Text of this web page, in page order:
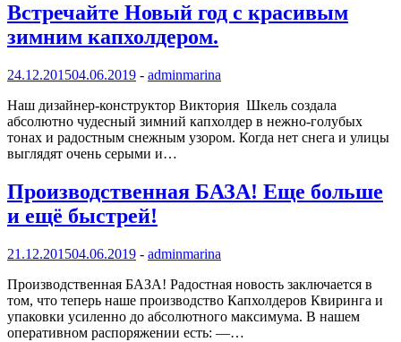
Встречайте Новый год с красивым
зимним капхолдером.
24.12.201504.06.2019 - adminmarina
Наш дизайнер-конструктор Виктория Шкель создала
абсолютно чудесный зимний капхолдер в нежно-голубых
тонах и радостным снежным узором. Когда нет снега и улицы
выглядят очень серыми и…
Производственная БАЗА! Еще больше
и ещё быстрей!
21.12.201504.06.2019 - adminmarina
Производственная БАЗА! Радостная новость заключается в
том, что теперь наше производство Капхолдеров Квиринга и
упаковки усиленно до абсолютного максимума. В нашем
оперативном распоряжении есть: —…